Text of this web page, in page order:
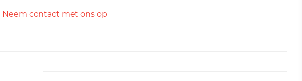
Neem contact met ons op